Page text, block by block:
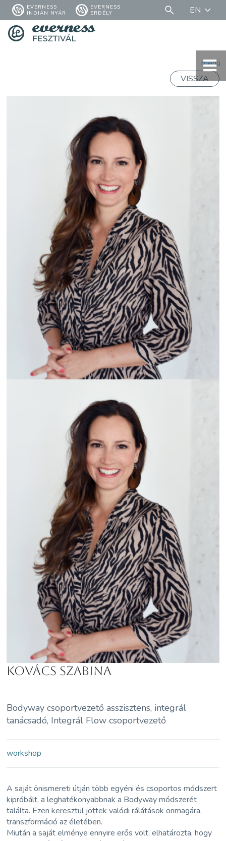
EVERNESS
INDIÁN NYÁR
EVERNESS
ERDÉLY
EN
menü
VISSZA
Kovács Szabina
Bodyway csoportvezető asszisztens, integrál
tanácsadó, Integrál Flow csoportvezető
workshop
A saját önismereti útján több egyéni és csoportos módszert
kipróbált, a leghatékonyabbnak a Bodyway módszerét
találta. Ezen keresztül jöttek valódi rálátások önmagára,
transzformáció az életében.
Miután a saját elménye ennyire erős volt, elhatározta, hogy